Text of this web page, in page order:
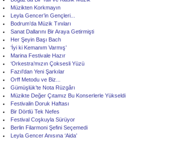
Müzikten Korkmayın
Leyla Gencer’in Gençleri...
Bodrum’da Müzik Tınıları
Sanat Dallarını Bir Araya Getirmişti
Her Şeyin Başı Bach
‘İyi ki Kemanım Varmış’
Marina Festivale Hazır
‘Orkestra’mızın Çoksesli Yüzü
Fazıl’dan Yeni Şarkılar
Orff Metodu ve Biz...
Gümüşlük’te Nota Rüzgârı
Müzikte Değer Çıtamız Bu Konserlerle Yükseldi
Festivalin Doruk Haftası
Bir Dörtlü Tek Nefes
Festival Coşkuyla Sürüyor
Berlin Filarmoni Şefini Seçemedi
Leyla Gencer Anısına ‘Aida’